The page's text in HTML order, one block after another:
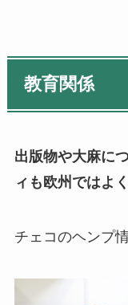
教育関係
出版物や大麻に
ィも欧州ではよ
チェコのヘンプ